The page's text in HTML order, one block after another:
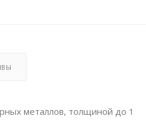
металлов, толщиной до 1